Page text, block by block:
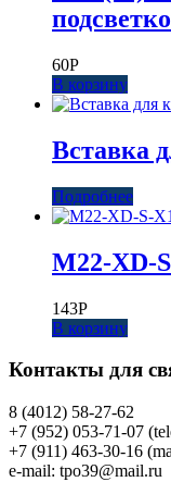
60Р
В корзину
Вставка
Подробнее
M22-XD-
143Р
В корзину
Контакты для
8 (4012) 58-27-62
+7 (952) 053-71-07
+7 (911) 463-30-16
e-mail: tpo39@mail.ru